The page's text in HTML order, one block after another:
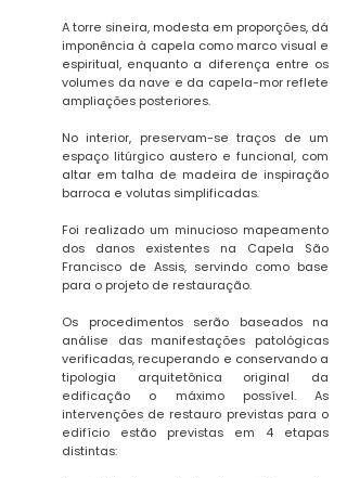
A torre sineira, modesta em proporções, dá
imponência à capela como marco visual e
espiritual, enquanto a diferença entre os
volumes da nave e da capela-mor reflete
ampliações posteriores.
No interior, preservam-se traços de um
espaço litúrgico austero e funcional, com
altar em talha de madeira de inspiração
barroca e volutas simplificadas.
Foi realizado um minucioso mapeamento
dos danos existentes na Capela São
Francisco de Assis, servindo como base
para o projeto de restauração.
Os procedimentos serão baseados na
análise das manifestações patológicas
verificadas, recuperando e conservando a
tipologia arquitetônica original da
edificação o máximo possível. As
intervenções de restauro previstas para o
edifício estão previstas em 4 etapas
distintas: